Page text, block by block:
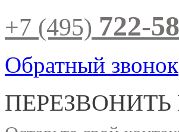
+7 (495) 722-
Обратный звонок
ПЕРЕЗВОНИТЬ